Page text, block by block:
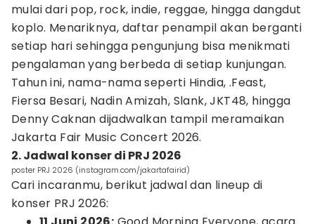
mulai dari pop, rock, indie, reggae, hingga dangdut
koplo. Menariknya, daftar penampil akan berganti
setiap hari sehingga pengunjung bisa menikmati
pengalaman yang berbeda di setiap kunjungan.
Tahun ini, nama-nama seperti Hindia, .Feast,
Fiersa Besari, Nadin Amizah, Slank, JKT48, hingga
Denny Caknan dijadwalkan tampil meramaikan
Jakarta Fair Music Concert 2026.
2. Jadwal konser di PRJ 2026
poster PRJ 2026 (instagram.com/jakartafairid)
Cari incaranmu, berikut jadwal dan lineup di
konser PRJ 2026: